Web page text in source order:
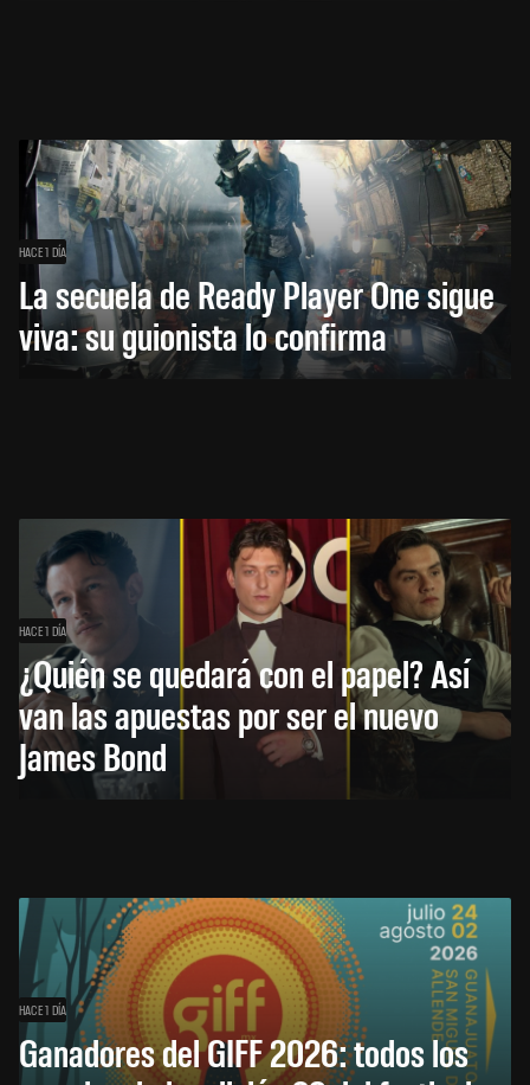
HACE 1 DÍA
La secuela de Ready Player One sigue
viva: su guionista lo confirma
HACE 1 DÍA
¿Quién se quedará con el papel? Así
van las apuestas por ser el nuevo
James Bond
HACE 1 DÍA
Ganadores del GIFF 2026: todos los